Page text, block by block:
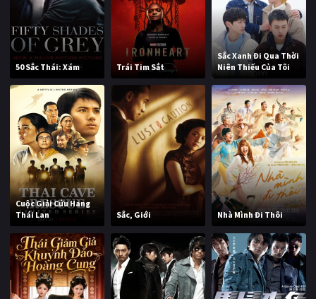
50 Sắc Thái: Xám Trái Tim Sắt
Sắc Xanh Đi Qua Thời
Niên Thiếu Của Tôi
Cuộc Giải Cứu Hang
Thái Lan
Sắc, Giới Nhà Mình Đi Thôi